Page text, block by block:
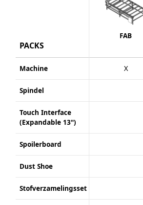
PACKS
FAB
Machine X
Spindel
Touch Interface
(Expandable 13")
Spoilerboard
Dust Shoe
Stofverzamelingsset